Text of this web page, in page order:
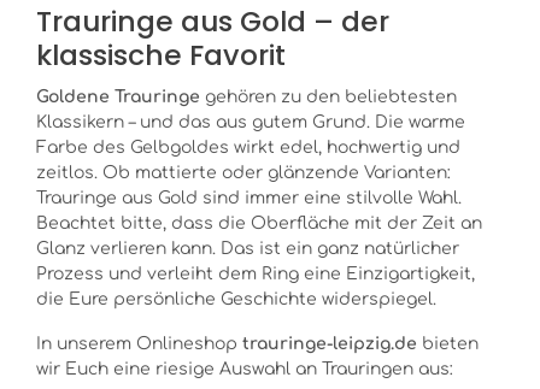
Trauringe aus Gold – der
klassische Favorit
Goldene Trauringe gehören zu den beliebtesten
Klassikern – und das aus gutem Grund. Die warme
Farbe des Gelbgoldes wirkt edel, hochwertig und
zeitlos. Ob mattierte oder glänzende Varianten:
Trauringe aus Gold sind immer eine stilvolle Wahl.
Beachtet bitte, dass die Oberfläche mit der Zeit an
Glanz verlieren kann. Das ist ein ganz natürlicher
Prozess und verleiht dem Ring eine Einzigartigkeit,
die Eure persönliche Geschichte widerspiegel.
In unserem Onlineshop trauringe-leipzig.de bieten
wir Euch eine riesige Auswahl an Trauringen aus: